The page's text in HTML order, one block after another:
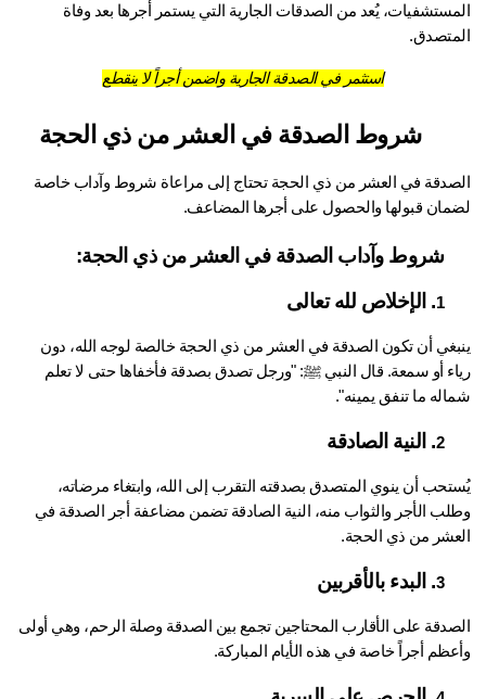
المستشفيات، يُعد من الصدقات الجارية التي يستمر أجرها بعد وفاة
استثمر في الصدقة الجارية واضمن أجراً لا ينقطع
شروط الصدقة في العشر من ذي الحجة
الصدقة في العشر من ذي الحجة تحتاج إلى مراعاة شروط وآداب خاصة
قبولها والحصول على أجرها المضاعف.
شروط وآداب الصدقة في العشر من ذي الحجة:
. الإخلاص لله تعالى
رياء أو سمعة. قال النبي ﷺ: "ورجل تصدق بصدقة فأخفاها حتى لا تعلم
ما تنفق يمينه".
. النية الصادقة
يُستحب أن ينوي المتصدق بصدقته التقرب إلى الله، وابتغاء مرضاته،
وطلب الأجر والثواب منه، النية الصادقة تضمن مضاعفة أجر الصدقة في
من ذي الحجة.
. البدء بالأقربين
أجراً خاصة في هذه الأيام المباركة.